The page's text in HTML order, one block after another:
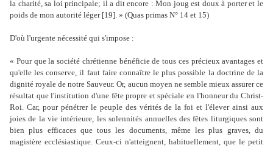
la charité, sa loi principale; il a dit encore : Mon joug est doux à porter et le
poids de mon autorité léger [19]. » (Quas primas N° 14 et 15)
D'où l'urgente nécessité qui s'impose :
« Pour que la société chrétienne bénéficie de tous ces précieux avantages et
qu'elle les conserve, il faut faire connaître le plus possible la doctrine de la
dignité royale de notre Sauveur. Or, aucun moyen ne semble mieux assurer ce
résultat que l'institution d'une fête propre et spéciale en l'honneur du Christ-
Roi. Car, pour pénétrer le peuple des vérités de la foi et l'élever ainsi aux
joies de la vie intérieure, les solennités annuelles des fêtes liturgiques sont
bien plus efficaces que tous les documents, même les plus graves, du
magistère ecclésiastique. Ceux-ci n'atteignent, habituellement, que le petit